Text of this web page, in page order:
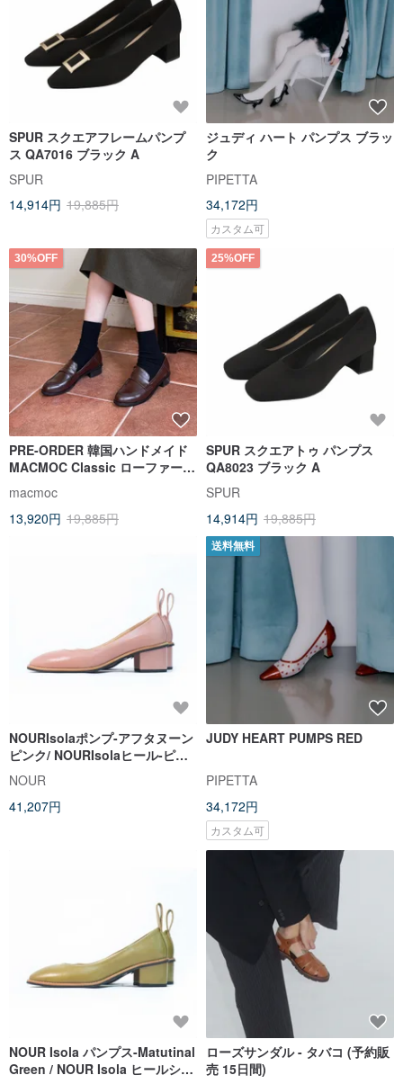
SPUR スクエアフレームパンプ
ス QA7016 ブラック A
SPUR
14,914円 19,885円
ジュディ ハート パンプス ブラッ
ク
PIPETTA
34,172円
カスタム可
30%OFF
PRE-ORDER 韓国ハンドメイド
MACMOC Classic ローファー
macmoc
13,920円 19,885円
25%OFF
SPUR スクエアトゥ パンプス
QA8023 ブラック A
SPUR
14,914円 19,885円
NOURIsolaポンプ-アフタヌーン
ピンク/ NOURIsolaヒール-ピン
クカラー
NOUR
41,207円
送料無料
JUDY HEART PUMPS RED
PIPETTA
34,172円
カスタム可
NOUR Isola パンプス-Matutinal
Green / NOUR Isola ヒールシュ
ローズサンダル - タバコ (予約販
売 15日間)